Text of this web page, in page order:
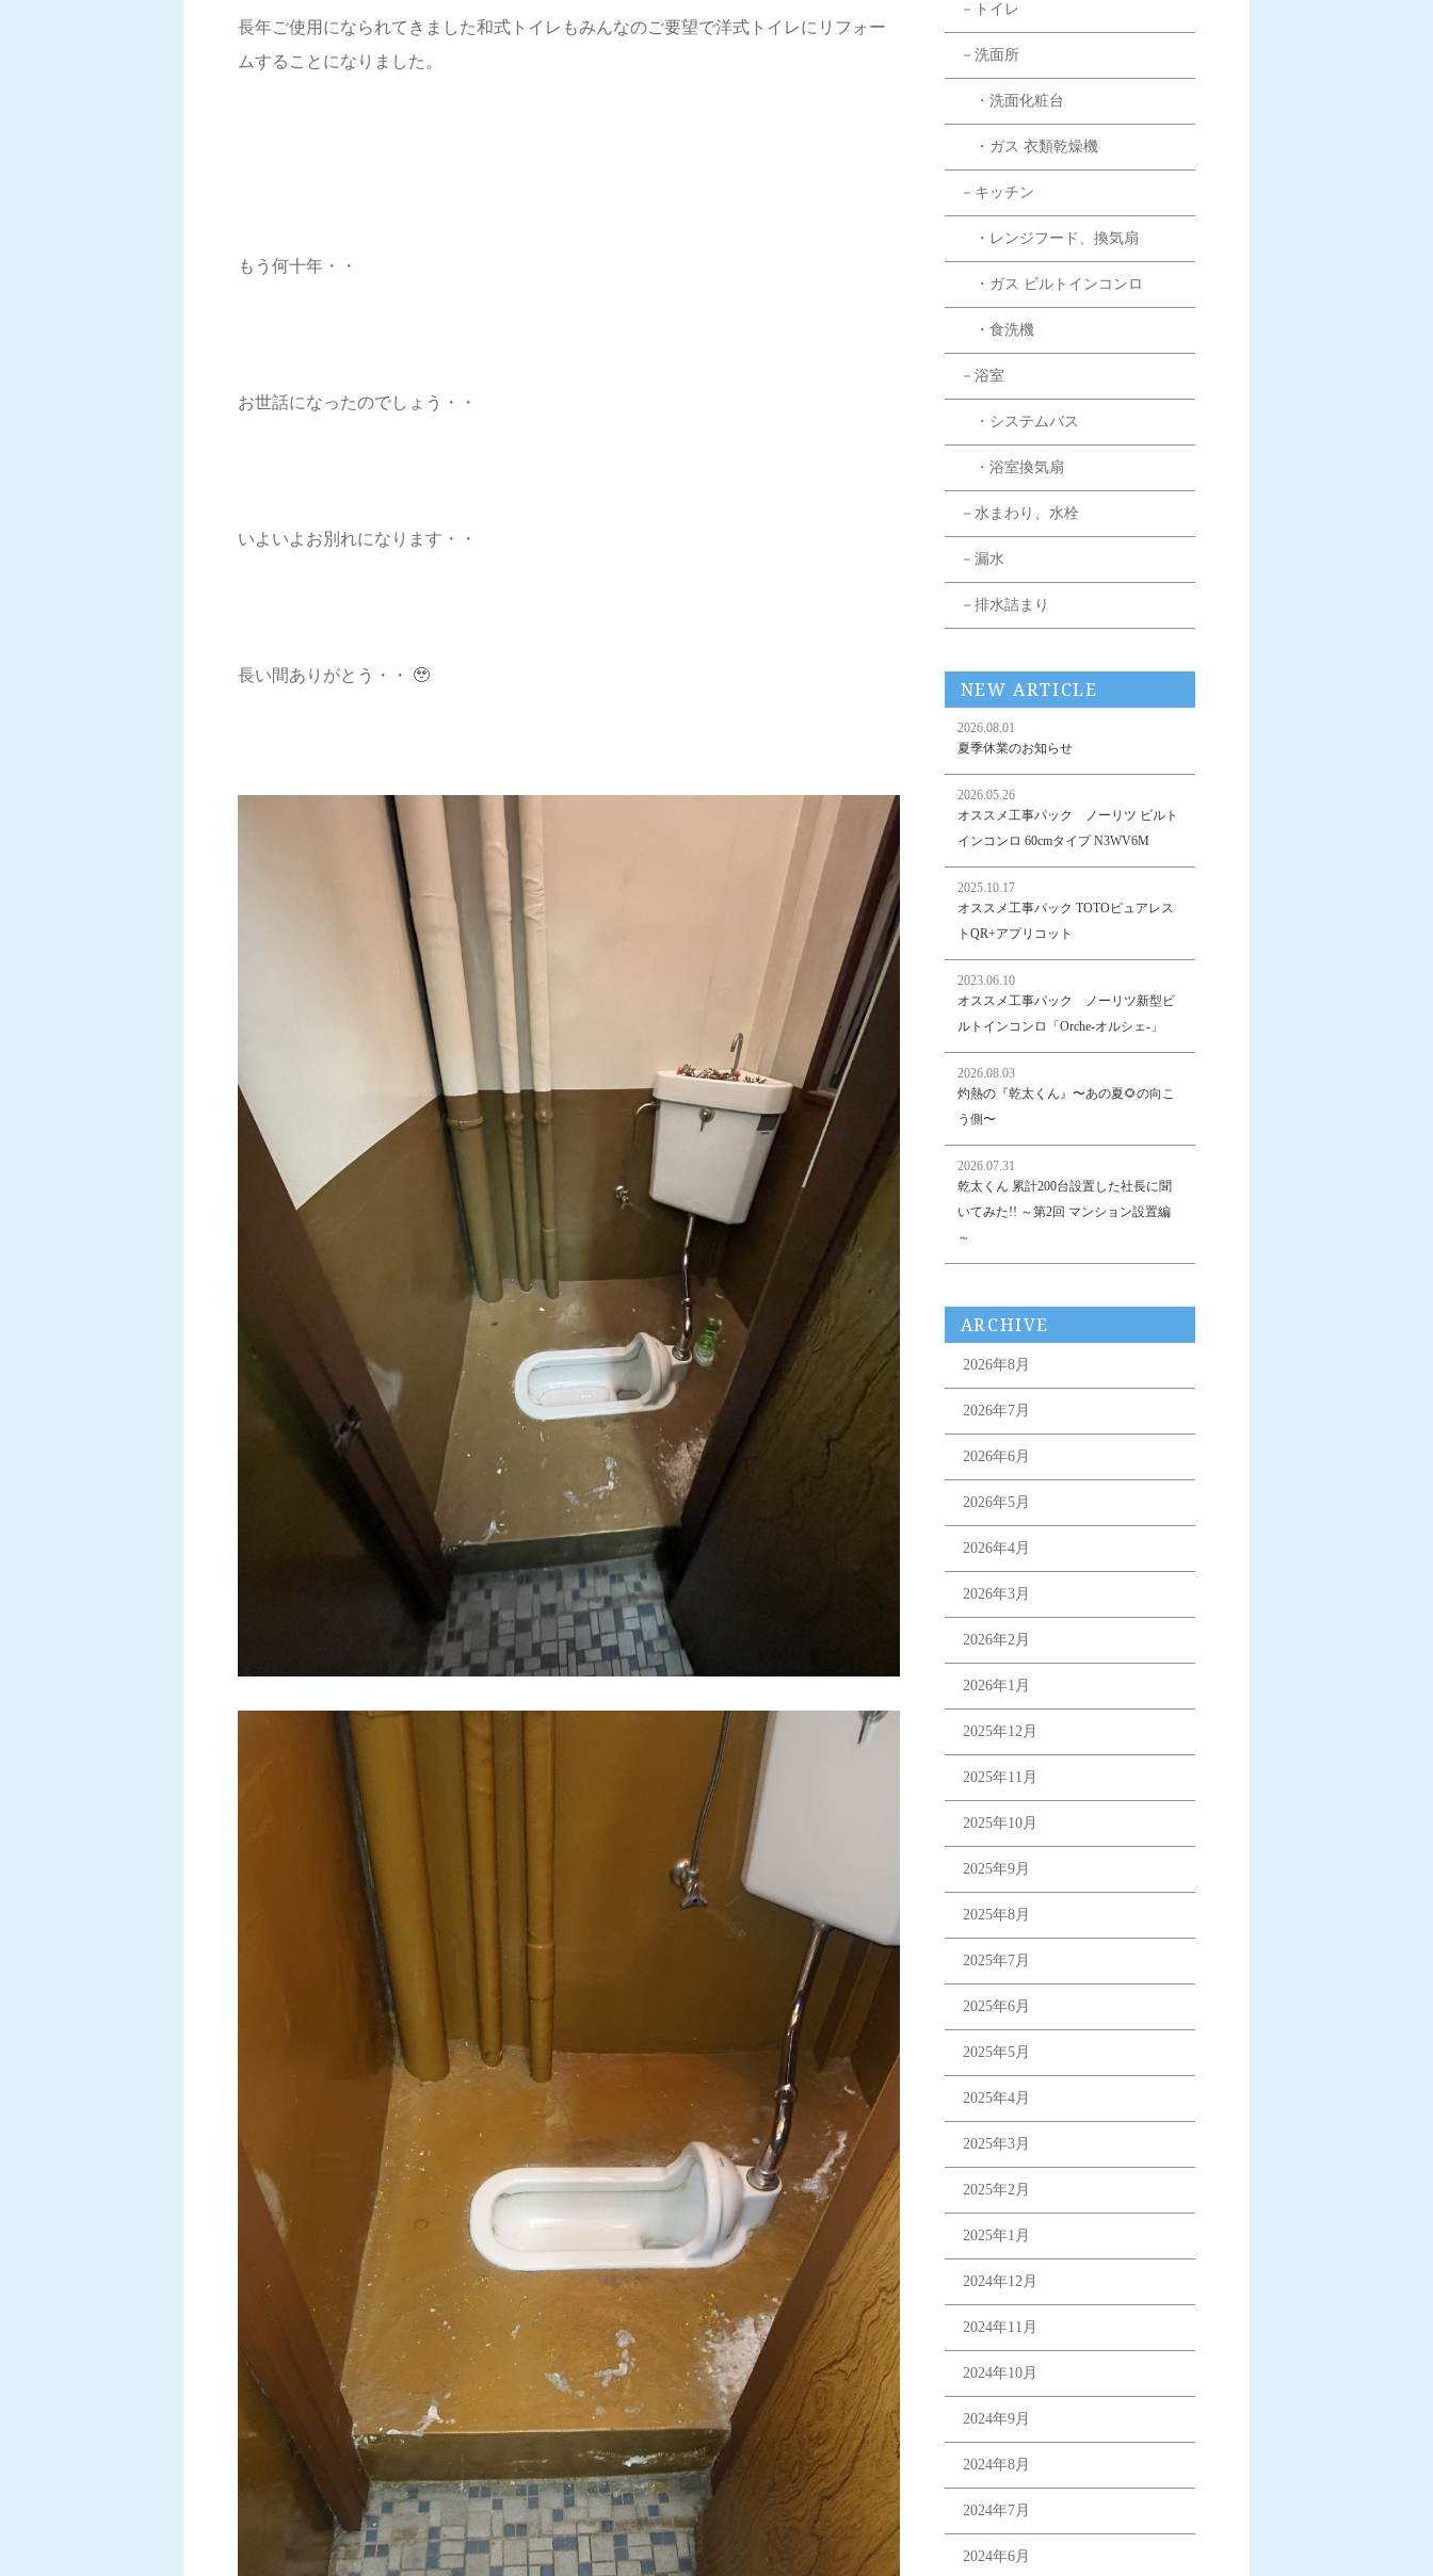
長年ご使用になられてきました和式トイレもみんなのご要望で洋式トイレにリフォー
ムすることになりました。
もう何十年・・
お世話になったのでしょう・・
いよいよお別れになります・・
長い間ありがとう・・ 🥹
－トイレ
－洗面所
・洗面化粧台
・ガス 衣類乾燥機
－キッチン
・レンジフード、換気扇
・ガス ビルトインコンロ
・食洗機
－浴室
・システムバス
・浴室換気扇
－水まわり、水栓
－漏水
－排水詰まり
NEW ARTICLE
2026.08.01
夏季休業のお知らせ
2026.05.26
オススメ工事パック ノーリツ ビルト
インコンロ 60cmタイプ N3WV6M
2025.10.17
オススメ工事パック TOTOピュアレス
トQR+アプリコット
2023.06.10
オススメ工事パック ノーリツ新型ビ
ルトインコンロ「Orche-オルシェ-」
2026.08.03
灼熱の『乾太くん』〜あの夏🌻の向こ
う側〜
2026.07.31
乾太くん 累計200台設置した社長に聞
いてみた!! ～第2回 マンション設置編
～
ARCHIVE
2026年8月
2026年7月
2026年6月
2026年5月
2026年4月
2026年3月
2026年2月
2026年1月
2025年12月
2025年11月
2025年10月
2025年9月
2025年8月
2025年7月
2025年6月
2025年5月
2025年4月
2025年3月
2025年2月
2025年1月
2024年12月
2024年11月
2024年10月
2024年9月
2024年8月
2024年7月
2024年6月